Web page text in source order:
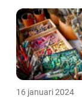
16 januari 2024